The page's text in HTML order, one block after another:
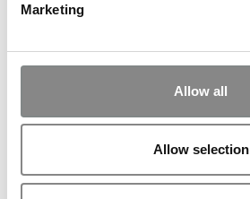
Marketing
Allow all
Allow selection